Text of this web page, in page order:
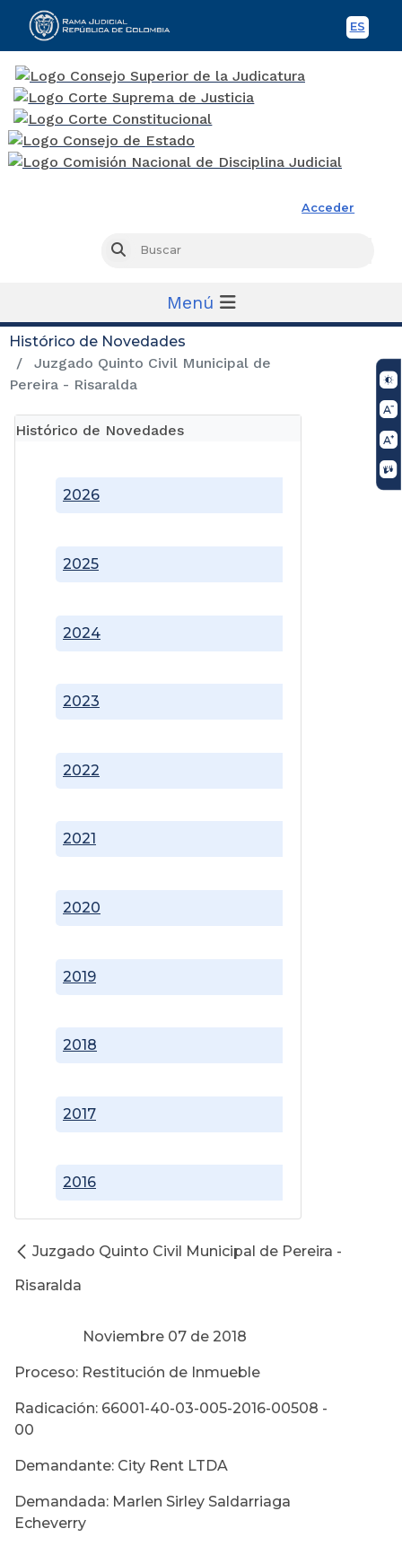
ES
Acceder
Buscar
Menú
Histórico de Novedades
Juzgado Quinto Civil Municipal de
Pereira - Risaralda
Histórico de Novedades
2016
2017
2018
2019
2020
2021
2022
2023
2024
2025
2026
Juzgado Quinto Civil Municipal de Pereira -
Risaralda
Noviembre 07 de 2018
Proceso: Restitución de Inmueble
Radicación: 66001-40-03-005-2016-00508 -
00
Demandante: City Rent LTDA
Demandada: Marlen Sirley Saldarriaga
Echeverry